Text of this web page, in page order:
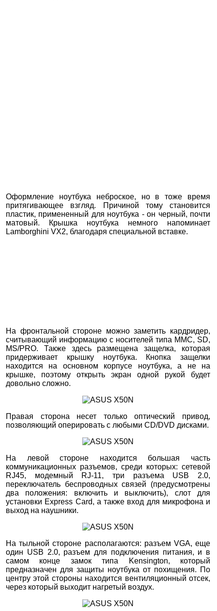
Оформление ноутбука неброское, но в тоже время
притягивающее взгляд. Причиной тому становится
пластик, примененный для ноутбука - он черный, почти
матовый. Крышка ноутбука немного напоминает
Lamborghini VX2, благодаря специальной вставке.
На фронтальной стороне можно заметить кардридер,
считывающий информацию с носителей типа MMC, SD,
MS/PRO. Также здесь размещена защелка, которая
придерживает крышку ноутбука. Кнопка защелки
находится на основном корпусе ноутбука, а не на
крышке, поэтому открыть экран одной рукой будет
довольно сложно.
Правая сторона несет только оптический привод,
позволяющий оперировать с любыми CD/DVD дисками.
На левой стороне находится большая часть
коммуникационных разъемов, среди которых: сетевой
RJ45, модемный RJ-11, три разъема USB 2.0,
переключатель беспроводных связей (предусмотрены
два положения: включить и выключить), слот для
установки Express Card, а также вход для микрофона и
выход на наушники.
На тыльной стороне располагаются: разъем VGA, еще
один USB 2.0, разъем для подключения питания, и в
самом конце замок типа Kensington, который
предназначен для защиты ноутбука от похищения. По
центру этой стороны находится вентиляционный отсек,
через который выходит нагретый воздух.